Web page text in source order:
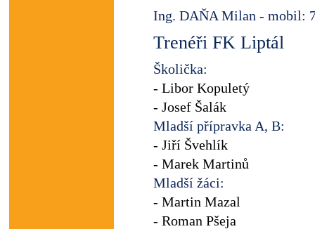
Ing. DAŇA Milan - mobil:
Trenéři FK Liptál
Školička:
- Libor Kopuletý
- Josef Šalák
Mladší přípravka A, B:
- Jiří Švehlík
- Marek Martinů
Mladší žáci:
- Martin Mazal
- Roman Pšeja